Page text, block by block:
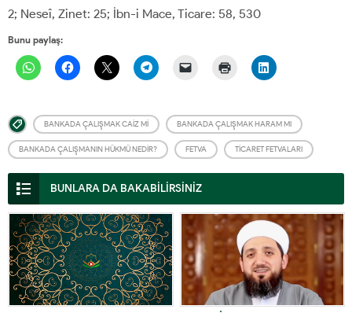
2; Neseî, Zinet: 25; İbn-i Mace, Ticare: 58, 530
Bunu paylaş:
BANKADA ÇALIŞMAK CAIZ MI BANKADA ÇALIŞMAK HARAM MI
BANKADA ÇALIŞMANIN HÜKMÜ NEDIR? FETVA TICARET FETVALARI
BUNLARA DA BAKABİLİRSİNİZ